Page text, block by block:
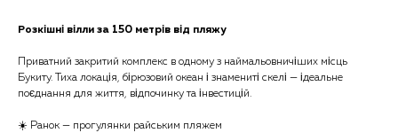
Розкішні вілли за 150 метрів від пляжу
Приватний закритий комплекс в одному з наймальовничіших місць
Букиту. Тиха локація, бірюзовий океан і знамениті скелі — ідеальне
поєднання для життя, відпочинку та інвестицій.
☀️ Ранок — прогулянки райським пляжем